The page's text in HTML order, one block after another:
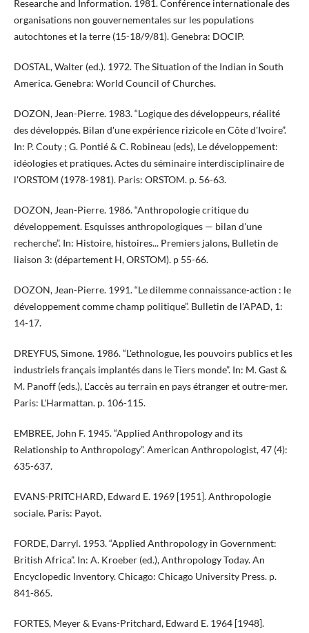
Researche and Information. 1981. Conférence internationale des
organisations non gouvernementales sur les populations
autochtones et la terre (15-18/9/81). Genebra: DOCIP.
DOSTAL, Walter (ed.). 1972. The Situation of the Indian in South
America. Genebra: World Council of Churches.
DOZON, Jean-Pierre. 1983. “Logique des développeurs, réalité
des développés. Bilan d'une expérience rizicole en Côte d'Ivoire”.
In: P. Couty ; G. Pontié & C. Robineau (eds), Le développement:
idéologies et pratiques. Actes du séminaire interdisciplinaire de
l'ORSTOM (1978-1981). Paris: ORSTOM. p. 56-63.
DOZON, Jean-Pierre. 1986. “Anthropologie critique du
développement. Esquisses anthropologiques — bilan d'une
recherche”. In: Histoire, histoires... Premiers jalons, Bulletin de
liaison 3: (département H, ORSTOM). p 55-66.
DOZON, Jean-Pierre. 1991. “Le dilemme connaissance-action : le
développement comme champ politique”. Bulletin de l'APAD, 1:
14-17.
DREYFUS, Simone. 1986. “L'ethnologue, les pouvoirs publics et les
industriels français implantés dans le Tiers monde”. In: M. Gast &
M. Panoff (eds.), L'accès au terrain en pays étranger et outre-mer.
Paris: L'Harmattan. p. 106-115.
EMBREE, John F. 1945. “Applied Anthropology and its
Relationship to Anthropology”. American Anthropologist, 47 (4):
635-637.
EVANS-PRITCHARD, Edward E. 1969 [1951]. Anthropologie
sociale. Paris: Payot.
FORDE, Darryl. 1953. “Applied Anthropology in Government:
British Africa”. In: A. Kroeber (ed.), Anthropology Today. An
Encyclopedic Inventory. Chicago: Chicago University Press. p.
841-865.
FORTES, Meyer & Evans-Pritchard, Edward E. 1964 [1948].